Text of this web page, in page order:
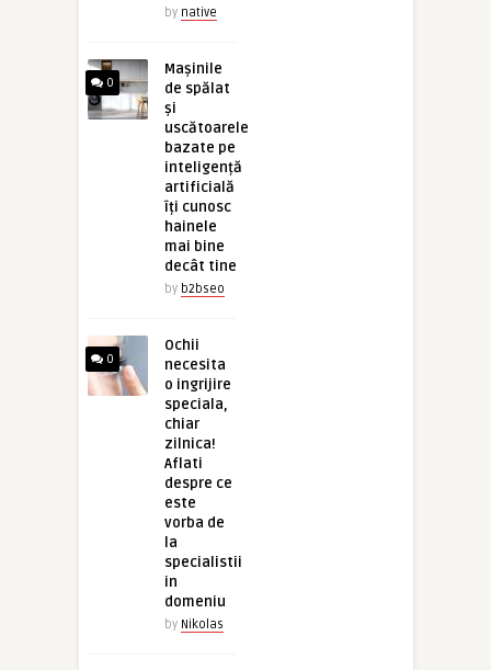
by native
0
Mașinile
de spălat
și
uscătoarele
bazate pe
inteligență
artificială
îți cunosc
hainele
mai bine
decât tine
by b2bseo
0
Ochii
necesita
o ingrijire
speciala,
chiar
zilnica!
Aflati
despre ce
este
vorba de
la
specialistii
in
domeniu
by Nikolas